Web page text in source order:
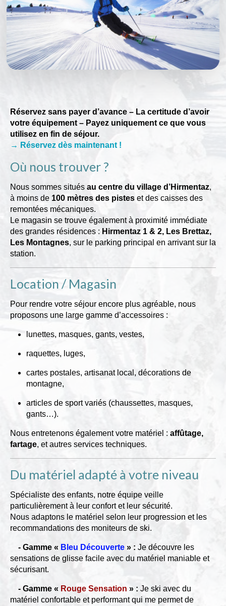
Réservez sans payer d’avance – La certitude d’avoir
votre équipement – Payez uniquement ce que vous
utilisez en fin de séjour.
→ Réservez dès maintenant !
Où nous trouver ?
Nous sommes situés au centre du village d’Hirmentaz,
à moins de 100 mètres des pistes et des caisses des
remontées mécaniques.
Le magasin se trouve également à proximité immédiate
des grandes résidences : Hirmentaz 1 & 2, Les Brettaz,
Les Montagnes, sur le parking principal en arrivant sur la
station.
Location / Magasin
Pour rendre votre séjour encore plus agréable, nous
proposons une large gamme d’accessoires :
lunettes, masques, gants, vestes,
raquettes, luges,
cartes postales, artisanat local, décorations de
montagne,
articles de sport variés (chaussettes, masques,
gants…).
Nous entretenons également votre matériel : affûtage,
fartage, et autres services techniques.
Du matériel adapté à votre niveau
Spécialiste des enfants, notre équipe veille
particulièrement à leur confort et leur sécurité.
Nous adaptons le matériel selon leur progression et les
recommandations des moniteurs de ski.
- Gamme « Bleu Découverte » : Je découvre les
sensations de glisse facile avec du matériel maniable et
sécurisant.
- Gamme « Rouge Sensation » : Je ski avec du
matériel confortable et performant qui me permet de